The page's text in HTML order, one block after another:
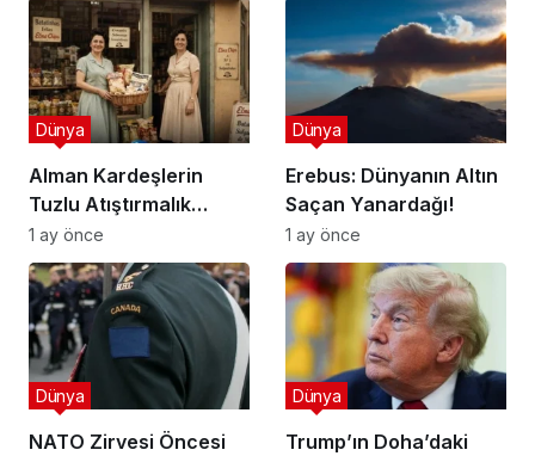
Alman Kardeşlerin
Tuzlu Atıştırmalık
Başarısı
Dünya
1 ay önce
Erebus: Dünyanın Altın
Saçan Yanardağı!
Dünya
1 ay önce
NATO Zirvesi Öncesi
Dünya
Trump’ın Doha’daki
Dünya